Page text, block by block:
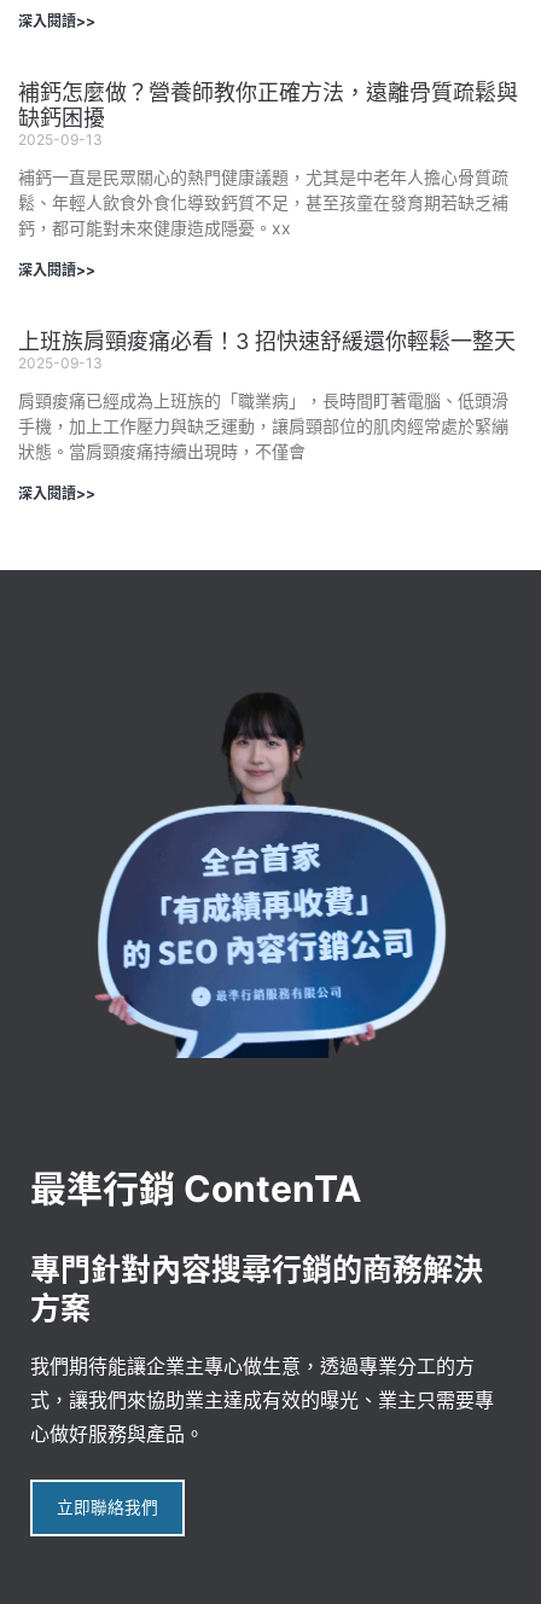
深入閱讀>>
補鈣怎麼做？營養師教你正確方法，遠離骨質疏鬆與
缺鈣困擾
2025-09-13
補鈣一直是民眾關心的熱門健康議題，尤其是中老年人擔心骨質疏
鬆、年輕人飲食外食化導致鈣質不足，甚至孩童在發育期若缺乏補
鈣，都可能對未來健康造成隱憂。xx
深入閱讀>>
上班族肩頸痠痛必看！3 招快速舒緩還你輕鬆一整天
2025-09-13
肩頸痠痛已經成為上班族的「職業病」，長時間盯著電腦、低頭滑
手機，加上工作壓力與缺乏運動，讓肩頸部位的肌肉經常處於緊繃
狀態。當肩頸痠痛持續出現時，不僅會
深入閱讀>>
最準行銷 ContenTA
專門針對內容搜尋行銷的商務解決
方案
我們期待能讓企業主專心做生意，透過專業分工的方
式，讓我們來協助業主達成有效的曝光、業主只需要專
心做好服務與產品。
立即聯絡我們